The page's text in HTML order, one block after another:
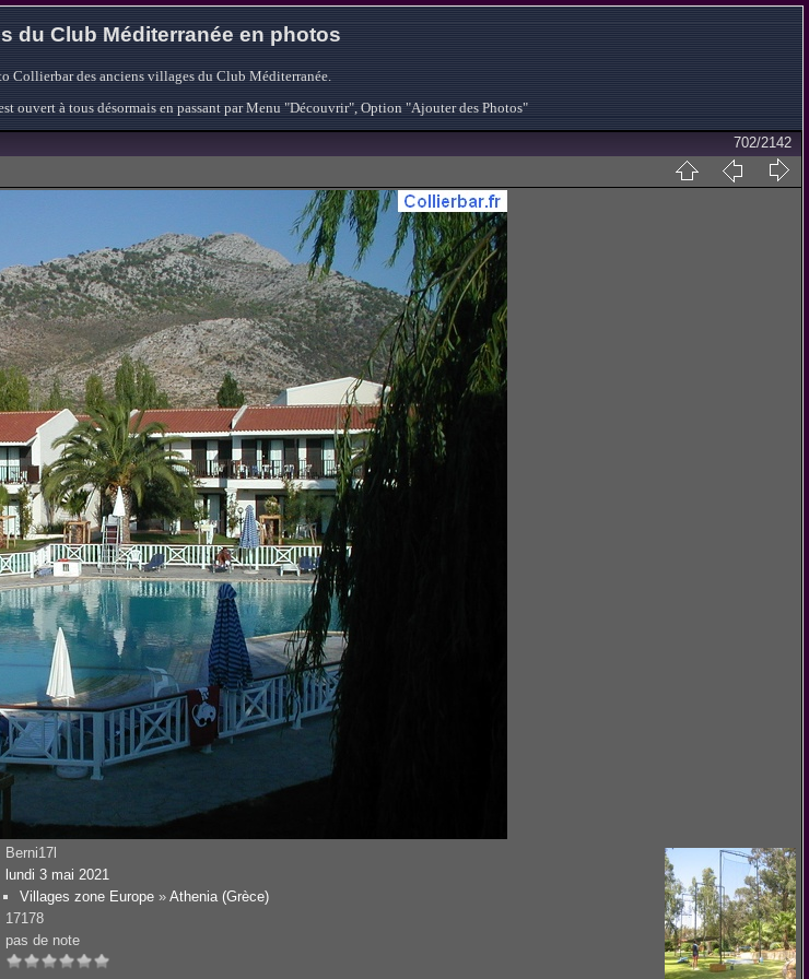
du Club Méditerranée en photos
Collierbar des anciens villages du Club Méditerranée.
ouvert à tous désormais en passant par Menu "Découvrir", Option "Ajouter des Photos"
702/2142
Berni17l
lundi 3 mai 2021
Villages zone Europe» Athenia (Grèce)
17178
pas de note